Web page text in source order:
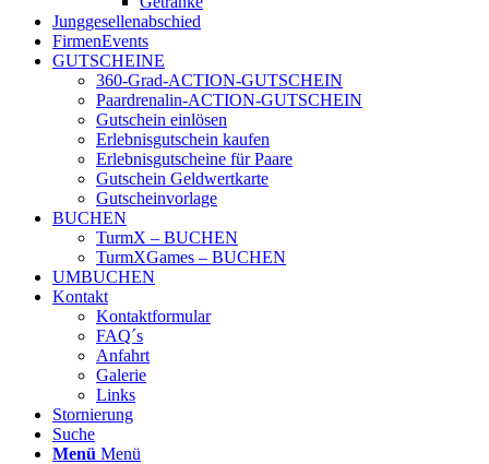
Junggesellenabschied
FirmenEvents
GUTSCHEINE
360-Grad-ACTION-GUTSCHEIN
Paardrenalin-ACTION-GUTSCHEIN
Gutschein einlösen
Erlebnisgutschein kaufen
Erlebnisgutscheine für Paare
Gutschein Geldwertkarte
Gutscheinvorlage
BUCHEN
TurmX – BUCHEN
TurmXGames – BUCHEN
UMBUCHEN
Kontakt
Kontaktformular
FAQ´s
Anfahrt
Galerie
Links
Stornierung
Suche
Menü Menü